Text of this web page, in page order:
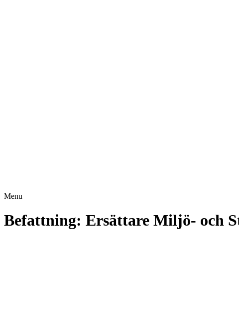
Menu
Befattning: Ersättare Miljö- och